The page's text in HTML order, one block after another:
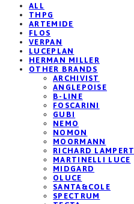
ALL
THPG
ARTEMIDE
FLOS
VERPAN
LUCEPLAN
HERMAN MILLER
OTHER BRANDS
ARCHIVIST
ANGLEPOISE
B-LINE
FOSCARINI
GUBI
NEMO
NOMON
MOORMANN
RICHARD LAMPERT
MARTINELLI LUCE
MIDGARD
OLUCE
SANTA&COLE
SPECTRUM